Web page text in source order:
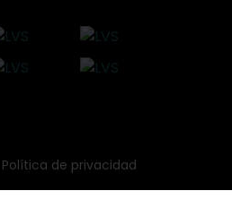
Política de privacidad